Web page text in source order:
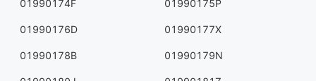
01990174F 01990175P
01990176D 01990177X
01990178B 01990179N